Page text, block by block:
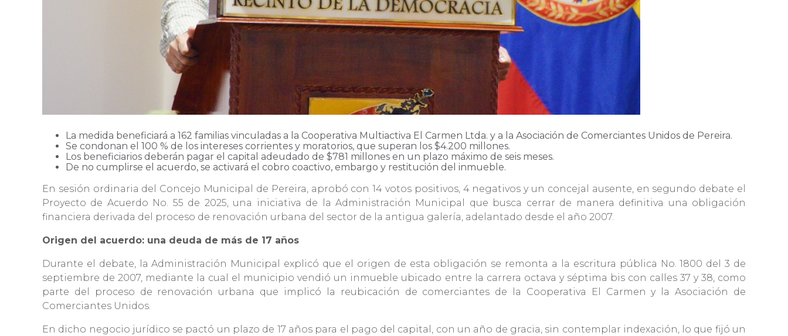
La medida beneficiará a 162 familias vinculadas a la Cooperativa Multiactiva El Carmen Ltda. y a la Asociación de Comerciantes Unidos de Pereira.
Se condonan el 100 % de los intereses corrientes y moratorios, que superan los $4.200 millones.
Los beneficiarios deberán pagar el capital adeudado de $781 millones en un plazo máximo de seis meses.
De no cumplirse el acuerdo, se activará el cobro coactivo, embargo y restitución del inmueble.
En sesión ordinaria del Concejo Municipal de Pereira, aprobó con 14 votos positivos, 4 negativos y un concejal ausente, en segundo debate el
Proyecto de Acuerdo No. 55 de 2025, una iniciativa de la Administración Municipal que busca cerrar de manera definitiva una obligación
financiera derivada del proceso de renovación urbana del sector de la antigua galería, adelantado desde el año 2007.
Origen del acuerdo: una deuda de más de 17 años
Durante el debate, la Administración Municipal explicó que el origen de esta obligación se remonta a la escritura pública No. 1800 del 3 de
septiembre de 2007, mediante la cual el municipio vendió un inmueble ubicado entre la carrera octava y séptima bis con calles 37 y 38, como
parte del proceso de renovación urbana que implicó la reubicación de comerciantes de la Cooperativa El Carmen y la Asociación de
Comerciantes Unidos.
En dicho negocio jurídico se pactó un plazo de 17 años para el pago del capital, con un año de gracia, sin contemplar indexación, lo que fijó un